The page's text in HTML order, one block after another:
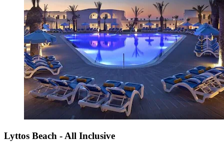
Lyttos Beach - All Inclusive